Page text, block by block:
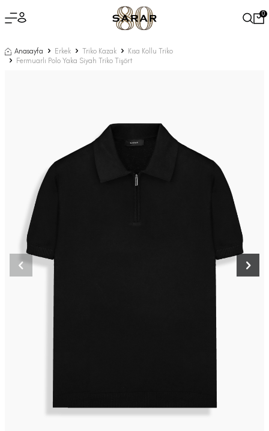
0
Anasayfa Erkek Triko Kazak
Kısa Kollu Triko
Fermuarlı Polo Yaka Siyah Triko Tişört